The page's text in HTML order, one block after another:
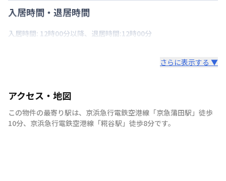
入居時間・退居時間
入居時間: 12時00分以降、退居時間:12時00分
さらに表示する ▼
アクセス・地図
この物件の最寄り駅は、 京浜急行電鉄空港線 「京急蒲田駅 」 徒歩
10分、 京浜急行電鉄空港線 「糀谷駅 」 徒歩8分です。